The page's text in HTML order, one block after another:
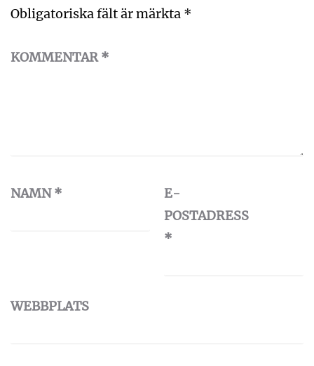
Obligatoriska fält är märkta *
KOMMENTAR*
NAMN*
E-
POSTADRESS
*
WEBBPLATS